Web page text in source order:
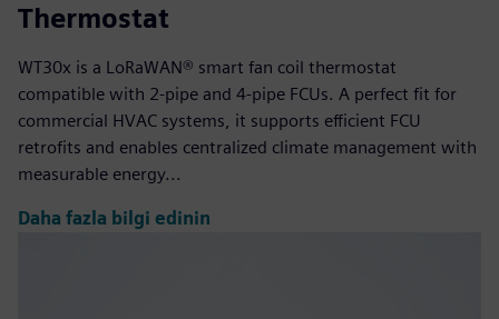
Thermostat
WT30x is a LoRaWAN® smart fan coil thermostat
compatible with 2-pipe and 4-pipe FCUs. A perfect fit for
commercial HVAC systems, it supports efficient FCU
retrofits and enables centralized climate management with
measurable energy...
Daha fazla bilgi edinin